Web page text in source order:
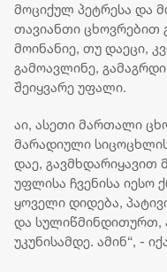
მოციქულ პეტრესა და
თავიანთი ცხოვრებით
მოინანიე, თუ დაეცი,
გამოავლინე,
შეიყვარე უფალი.
აი, ასეთი მართალი
მარადიული
დაე,
უფლისა ჩვენისა იესო
ყოველი დიდება,
და სულიწმინდითურთ,
უკუნისამდე. ამინ“, -